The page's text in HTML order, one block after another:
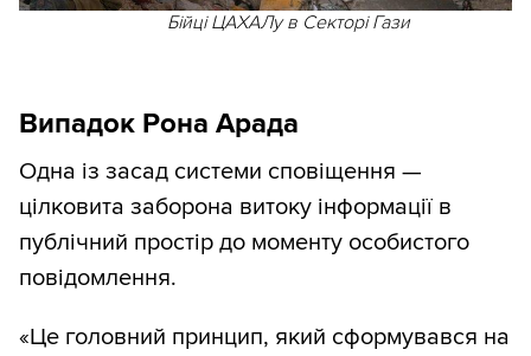
Бійці ЦАХАЛу в Секторі Гази
Випадок Рона Арада
Одна із засад системи сповіщення —
цілковита заборона витоку інформації в
публічний простір до моменту особистого
повідомлення.
«Це головний принцип, який сформувався на